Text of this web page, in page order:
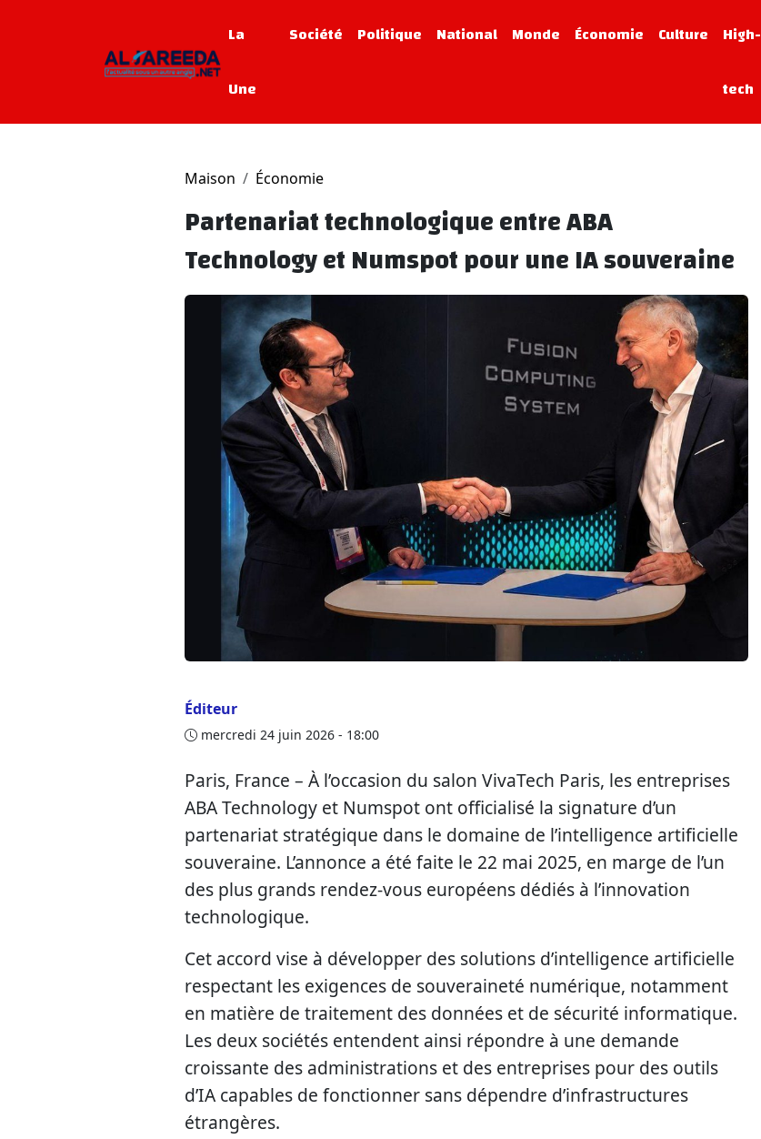
La
Une
Société Politique National Monde Économie Culture High-
tech
Maison Économie
Partenariat technologique entre ABA
Technology et Numspot pour une IA souveraine
Éditeur
mercredi 24 juin 2026 - 18:00
Paris, France – À l’occasion du salon VivaTech Paris, les entreprises
ABA Technology et Numspot ont officialisé la signature d’un
partenariat stratégique dans le domaine de l’intelligence artificielle
souveraine. L’annonce a été faite le 22 mai 2025, en marge de l’un
des plus grands rendez-vous européens dédiés à l’innovation
technologique.
Cet accord vise à développer des solutions d’intelligence artificielle
respectant les exigences de souveraineté numérique, notamment
en matière de traitement des données et de sécurité informatique.
Les deux sociétés entendent ainsi répondre à une demande
croissante des administrations et des entreprises pour des outils
d’IA capables de fonctionner sans dépendre d’infrastructures
étrangères.